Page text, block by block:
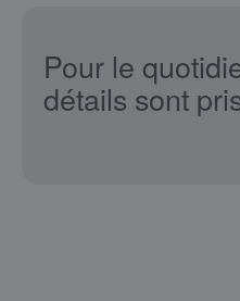
Pour le
détails sont